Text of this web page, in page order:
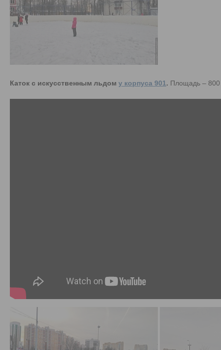
Каток с искусственным льдом у корпуса 901. Площадь – 800